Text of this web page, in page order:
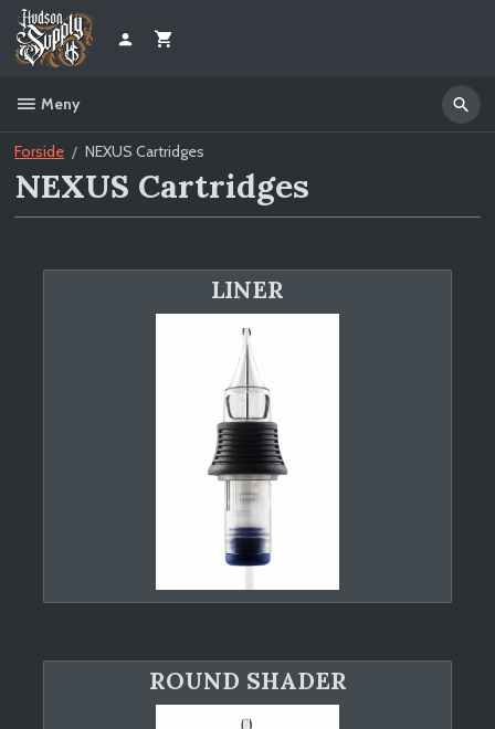
innholdet
Meny
Forside NEXUS Cartridges
NEXUS Cartridges
LINER
ROUND SHADER